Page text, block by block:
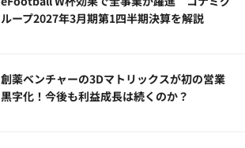
ループ2027年3月期第1四半期決算を解説
創薬ベンチャーの3Dマトリックスが初の営業
黒字化！今後も利益成長は続くのか？